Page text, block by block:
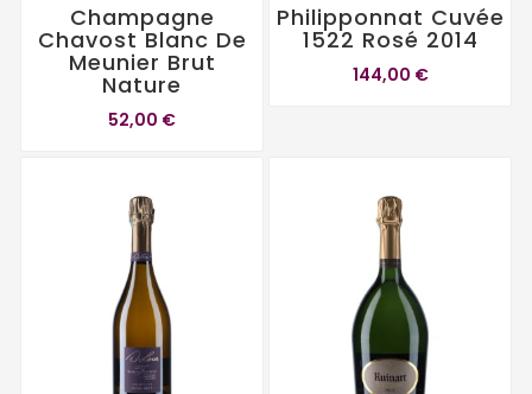
Champagne
Chavost Blanc De
Meunier Brut
Nature
52,00 €
Philipponnat Cuvée
1522 Rosé 2014
144,00 €